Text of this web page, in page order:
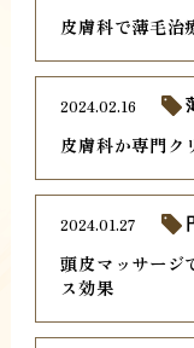
皮膚科で薄毛治
皮膚科か専門ク
2024.02.16
頭皮マッサージ
ス効果
2024.01.27